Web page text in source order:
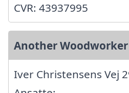
CVR: 43937995
Another Woodworker
Iver Christensens Vej